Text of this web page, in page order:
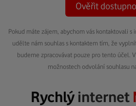
Ověřit
Pokud máte zájem, abychom vás kontaktovali s
udělte nám souhlas s kontaktem tím, že
budeme zpracovávat pouze pro tento účel.
možnostech odvolání souhlasu
Rychlýinternet